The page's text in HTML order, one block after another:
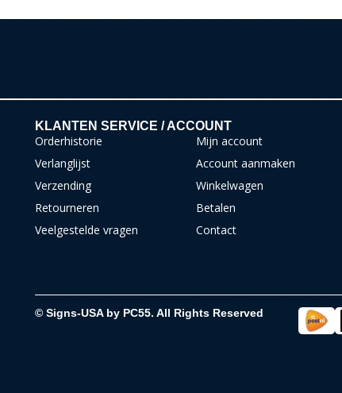
KLANTEN SERVICE / ACCOUNT
Orderhistorie
Verlanglijst
Verzending
Retourneren
Veelgestelde vragen
Mijn account
Account aanmaken
Winkelwagen
Betalen
Contact
© Signs-USA by PC55. All Rights Reserved